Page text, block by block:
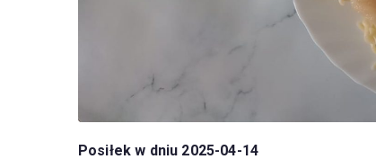
Posiłek w dniu 2025-04-14